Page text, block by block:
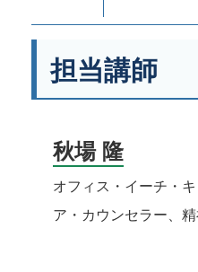
担当講師
秋場 隆
オフィス・イーチ・
ア・カウンセラー、